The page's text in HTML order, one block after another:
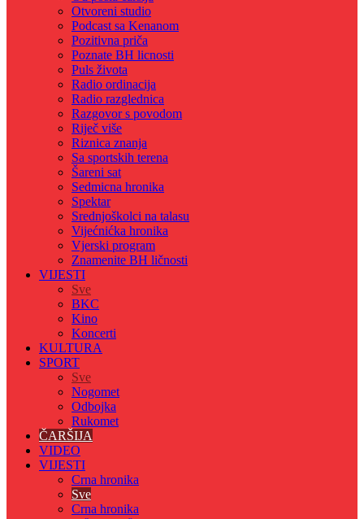
Otvoreni studio
Podcast sa Kenanom
Pozitivna priča
Poznate BH licnosti
Puls života
Radio ordinacija
Radio razglednica
Razgovor s povodom
Riječ više
Riznica znanja
Sa sportskih terena
Šareni sat
Sedmicna hronika
Spektar
Srednjoškolci na talasu
Vijećnićka hronika
Vjerski program
Znamenite BH ličnosti
VIJESTI
Sve
BKC
Kino
Koncerti
KULTURA
SPORT
Sve
Nogomet
Odbojka
Rukomet
ČARŠIJA
VIDEO
VIJESTI
Crna hronika
Sve
Crna hronika